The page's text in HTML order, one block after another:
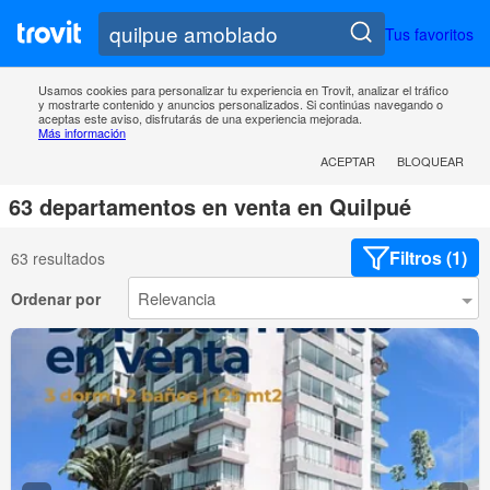
Tus favoritos
Usamos cookies para personalizar tu experiencia en Trovit, analizar el tráfico
y mostrarte contenido y anuncios personalizados. Si continúas navegando o
aceptas este aviso, disfrutarás de una experiencia mejorada.
Más información
ACEPTAR
BLOQUEAR
63 departamentos en venta en Quilpué
63 resultados Filtros (1)
Ordenar por